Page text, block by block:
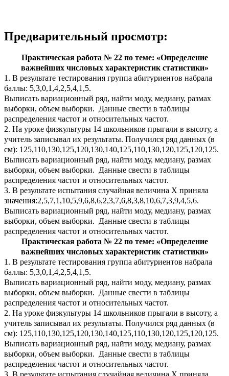
Предварительный просмотр:
Практическая работа № 22 по теме: «Определение
важнейших числовых характеристик статистики»
1. В результате тестирования группа абитуриентов набрала
баллы: 5,3,0,1,4,2,5,4,1,5.
Выписать вариационный ряд, найти моду, медиану, размах
выборки, объем выборки. Данные свести в таблицы
распределения частот и относительных частот.
2. На уроке физкультуры 14 школьников прыгали в высоту, а
учитель записывал их результаты. Получился ряд данных (в
см): 125,110,130,125,120,130,140,125,110,130,120,125,120,125.
Выписать вариационный ряд, найти моду, медиану, размах
выборки, объем выборки. Данные свести в таблицы
распределения частот и относительных частот.
3. В результате испытания случайная величина Х приняла
значения:2,5,7,1,10,5,9,6,8,6,2,3,7,6,8,3,8,10,6,7,3,9,4,5,6.
Выписать вариационный ряд, найти моду, медиану, размах
выборки, объем выборки. Данные свести в таблицы
распределения частот и относительных частот.
Практическая работа № 22 по теме: «Определение
важнейших числовых характеристик статистики»
1. В результате тестирования группа абитуриентов набрала
баллы: 5,3,0,1,4,2,5,4,1,5.
Выписать вариационный ряд, найти моду, медиану, размах
выборки, объем выборки. Данные свести в таблицы
распределения частот и относительных частот.
2. На уроке физкультуры 14 школьников прыгали в высоту, а
учитель записывал их результаты. Получился ряд данных (в
см): 125,110,130,125,120,130,140,125,110,130,120,125,120,125.
Выписать вариационный ряд, найти моду, медиану, размах
выборки, объем выборки. Данные свести в таблицы
распределения частот и относительных частот.